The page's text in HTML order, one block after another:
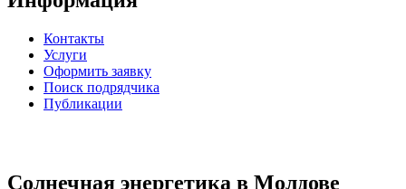
Контакты
Услуги
Оформить заявку
Поиск подрядчика
Публикации
Солнечная энергетика в Молдове